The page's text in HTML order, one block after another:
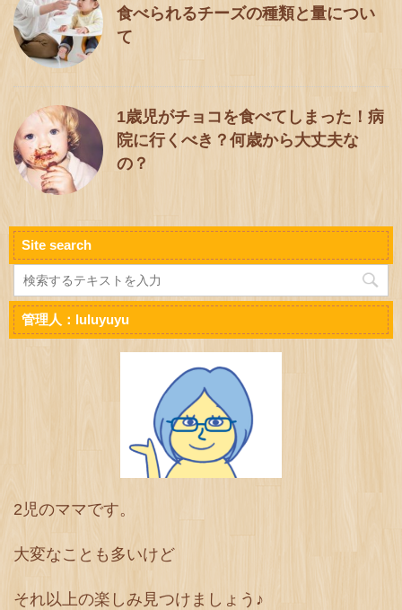
食べられるチーズの種類と量につい
て
1歳児がチョコを食べてしまった！病
院に行くべき？何歳から大丈夫な
の？
Site search
管理人：luluyuyu
2児のママです。
大変なことも多いけど
それ以上の楽しみ見つけましょう♪